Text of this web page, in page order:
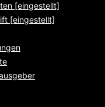
[eingestellt]
[eingestellt]